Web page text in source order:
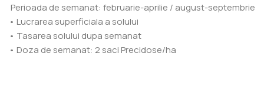
Perioada de semanat: februarie-aprilie / august-septembrie
• Lucrarea superficiala a solului
• Tasarea solului dupa semanat
• Doza de semanat: 2 saci Precidose/ha